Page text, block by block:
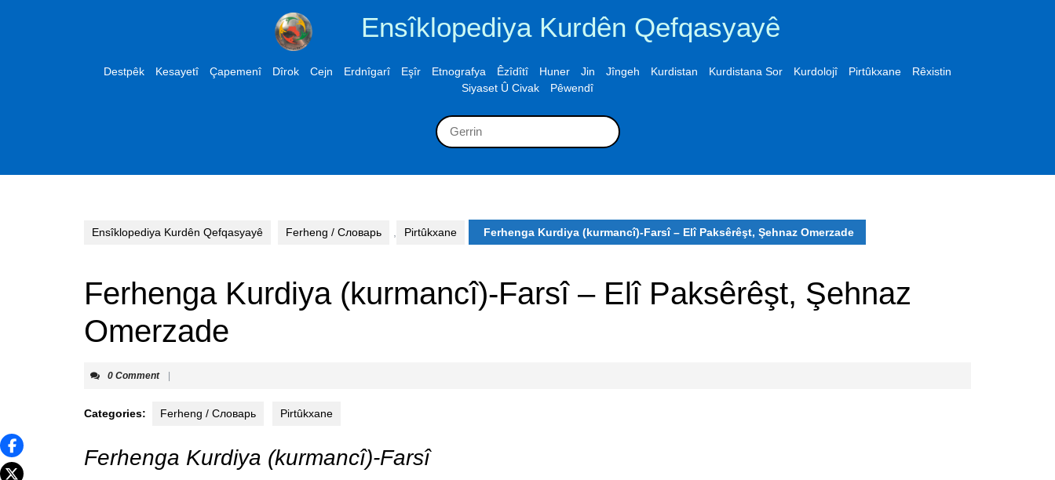
Ensîklopediya Kurdên Qefqasyayê
Destpêk Kesayetî Çapemenî Dîrok Cejn Erdnîgarî Eşîr Etnografya Êzîdîtî Huner Jin Jîngeh Kurdistan Kurdistana Sor Kurdolojî Pirtûkxane
Rêxistin
Siyaset Û Civak
Pêwendî
Search
for:
Ensîklopediya Kurdên Qefqasyayê Ferheng / Словарь Pirtûkxane Ferhenga Kurdiya (kurmancî)-Farsî – Elî Paksêrêşt, Şehnaz Omerzade
Ferhenga Kurdiya (kurmancî)-Farsî – Elî Paksêrêşt, Şehnaz
Omerzade
0 Comment
Categories: Ferheng / Словарь Pirtûkxane
Ferhenga Kurdiya (kurmancî)-Farsî